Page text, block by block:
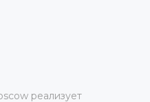
реализует